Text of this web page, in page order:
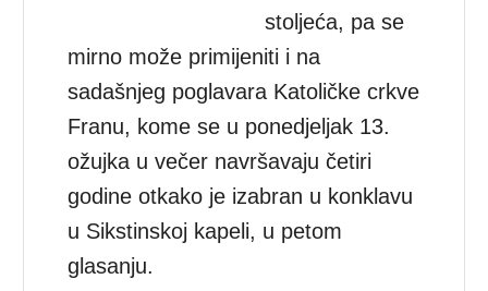
stoljeća, pa se
mirno može primijeniti i na
sadašnjeg poglavara Katoličke crkve
Franu, kome se u ponedjeljak 13.
ožujka u večer navršavaju četiri
godine otkako je izabran u konklavu
u Sikstinskoj kapeli, u petom
glasanju.